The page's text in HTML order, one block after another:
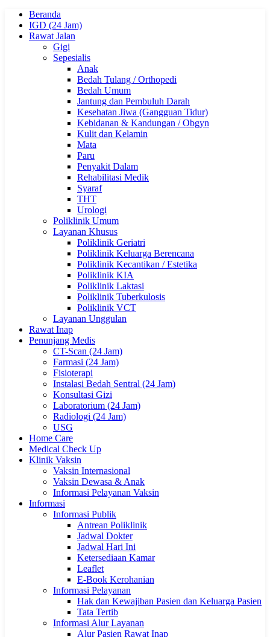
Beranda
IGD (24 Jam)
Rawat Jalan
Gigi
Sepesialis
Anak
Bedah Tulang / Orthopedi
Bedah Umum
Jantung dan Pembuluh Darah
Kesehatan Jiwa (Gangguan Tidur)
Kebidanan & Kandungan / Obgyn
Kulit dan Kelamin
Mata
Paru
Penyakit Dalam
Rehabilitasi Medik
Syaraf
THT
Urologi
Poliklinik Umum
Layanan Khusus
Poliklinik Geriatri
Poliklinik Keluarga Berencana
Poliklinik Kecantikan / Estetika
Poliklinik KIA
Poliklinik Laktasi
Poliklinik Tuberkulosis
Poliklinik VCT
Layanan Unggulan
Rawat Inap
Penunjang Medis
CT-Scan (24 Jam)
Farmasi (24 Jam)
Fisioterapi
Instalasi Bedah Sentral (24 Jam)
Konsultasi Gizi
Laboratorium (24 Jam)
Radiologi (24 Jam)
USG
Home Care
Medical Check Up
Klinik Vaksin
Vaksin Internasional
Vaksin Dewasa & Anak
Informasi Pelayanan Vaksin
Informasi
Informasi Publik
Antrean Poliklinik
Jadwal Dokter
Jadwal Hari Ini
Ketersediaan Kamar
Leaflet
E-Book Kerohanian
Informasi Pelayanan
Hak dan Kewajiban Pasien dan Keluarga Pasien
Tata Tertib
Informasi Alur Layanan
Alur Pasien Rawat Inap